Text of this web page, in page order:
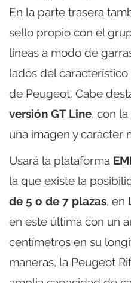
En la parte trasera
sello propio con el
líneas a modo de
lados del
de Peugeot. Cabe
versión GT Line, con
una imagen y carácter
Usará la plataforma
la que existe la
de 5 o de 7 plazas, en
en este última con un
centímetros en su
maneras, la Peugeot